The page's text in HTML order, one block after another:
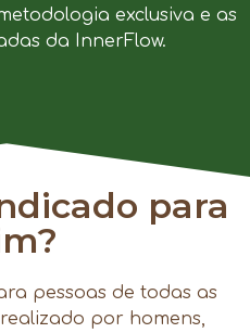
exclusiva e as
da InnerFlow.
para
pessoas de todas as
por homens,